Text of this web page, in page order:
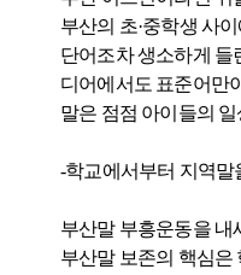
부산의 초·중학생 사
단어조차 생소하게 들
디어에서도 표준어만
말은 점점 아이들의
-학교에서부터 지역말
부산말 부흥운동을 내
부산말 보존의 핵심은